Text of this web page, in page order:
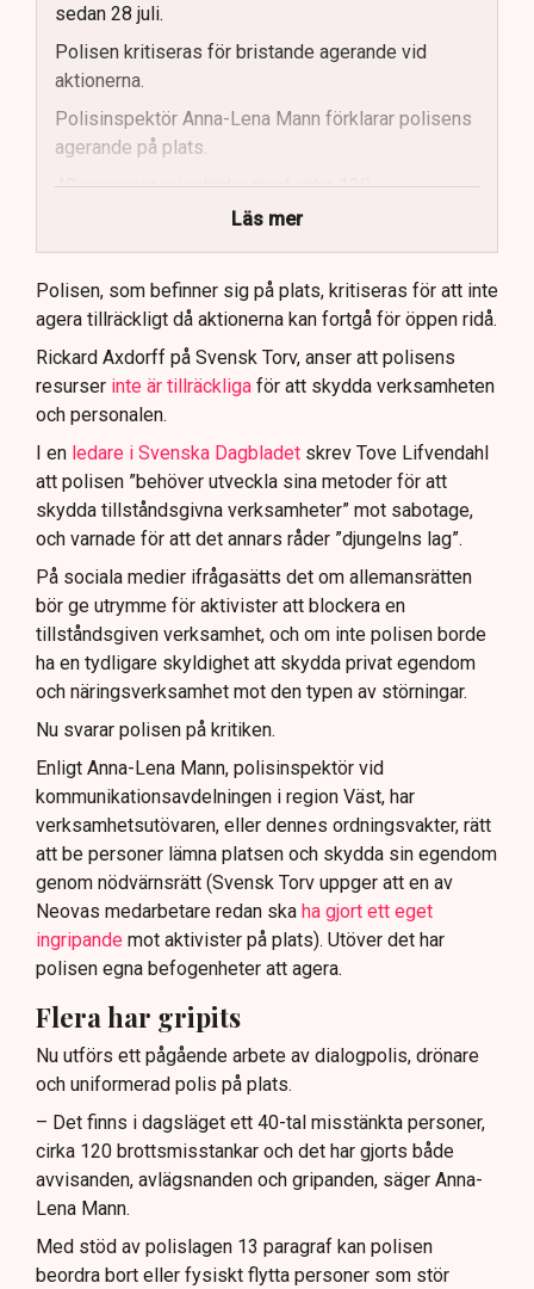
sedan 28 juli.
Polisen kritiseras för bristande agerande vid
aktionerna.
Polisinspektör Anna-Lena Mann förklarar polisens
agerande på plats.
40 personer misstänks med cirka 120
brottsmisstankar kopplade.
Polisen använder drönare och uniformerad polis
för att dokumentera bevis.
Samtidigt är polisarbetet komplext när det gäller
att navigera juridiska rättigheter och gränser.
Läs mer
Polisen, som befinner sig på plats, kritiseras för att inte
agera tillräckligt då aktionerna kan fortgå för öppen ridå.
Rickard Axdorff på Svensk Torv, anser att polisens
resurser inte är tillräckliga för att skydda verksamheten
och personalen.
I en ledare i Svenska Dagbladet skrev Tove Lifvendahl
att polisen ”behöver utveckla sina metoder för att
skydda tillståndsgivna verksamheter” mot sabotage,
och varnade för att det annars råder ”djungelns lag”.
På sociala medier ifrågasätts det om allemansrätten
bör ge utrymme för aktivister att blockera en
tillståndsgiven verksamhet, och om inte polisen borde
ha en tydligare skyldighet att skydda privat egendom
och näringsverksamhet mot den typen av störningar.
Nu svarar polisen på kritiken.
Enligt Anna-Lena Mann, polisinspektör vid
kommunikationsavdelningen i region Väst, har
verksamhetsutövaren, eller dennes ordningsvakter, rätt
att be personer lämna platsen och skydda sin egendom
genom nödvärnsrätt (Svensk Torv uppger att en av
Neovas medarbetare redan ska ha gjort ett eget
ingripande mot aktivister på plats). Utöver det har
polisen egna befogenheter att agera.
Flera har gripits
Nu utförs ett pågående arbete av dialogpolis, drönare
och uniformerad polis på plats.
– Det finns i dagsläget ett 40-tal misstänkta personer,
cirka 120 brottsmisstankar och det har gjorts både
avvisanden, avlägsnanden och gripanden, säger Anna-
Lena Mann.
Med stöd av polislagen 13 paragraf kan polisen
beordra bort eller fysiskt flytta personer som stör